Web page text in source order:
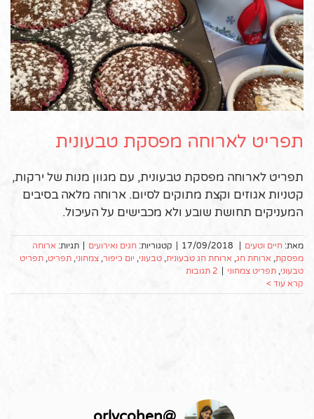
תפריט לארוחה מפסקת טבעונית
תפריט לארוחה מפסקת טבעונית, עם מגוון מנות של ירקות,
קטניות אגוזים וקצת מתוקים לסיום. ארוחה מלאה בסיבים
המעניקים תחושת שובע ולא מכבישים על העיכול.
מאת: חיים וטעים |
17/09/2018
| קטגוריות: חגים ואירועים | תגיות: ארוחה
מפסקת ארוחת חג ארוחת חג טבעונית טבעוני יום כיפור צמחוני תפריט תפריט
טבעוני תפריט צמחוני | 2 תגובות
קרא עוד >